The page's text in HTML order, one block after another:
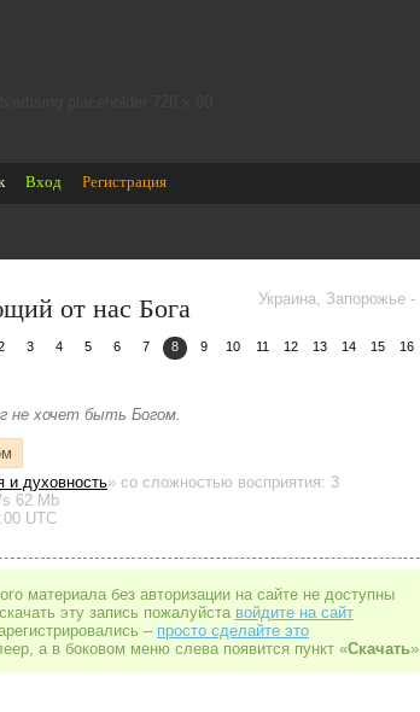
Вход Регистрация
от нас Бога Украина, Запорожье -
3 4 5 6 7 8 9 10 11 12 13 14 15 16
не хочет быть Богом.
и духовность» со сложностью восприятия: 3
62 Mb
UTC
материала без авторизации на сайте не доступны
эту запись пожалуйста войдите на сайт
– просто сделайте это
а в боковом меню слева появится пункт «Скачать»